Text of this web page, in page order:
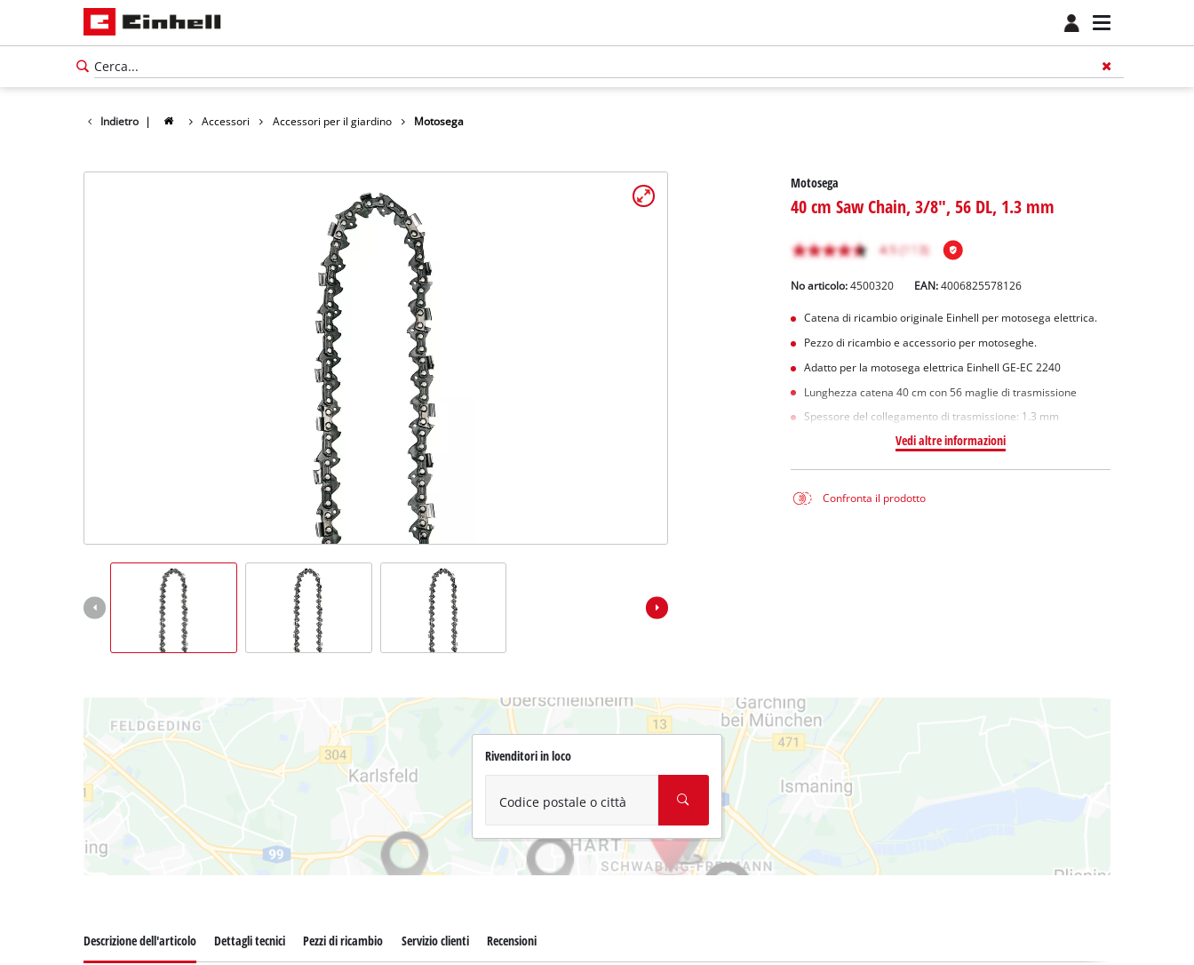
Indietro | Accessori Accessori per il giardino Motosega
Motosega
40 cm Saw Chain, 3/8", 56 DL, 1.3 mm
No articolo: 4500320 EAN:4006825578126
Catena di ricambio originale Einhell per motosega elettrica.
Pezzo di ricambio e accessorio per motoseghe.
Adatto per la motosega elettrica Einhell GE-EC 2240
Lunghezza catena 40 cm con 56 maglie di trasmissione
Spessore del collegamento di trasmissione: 1.3 mm
Vedi altre informazioni
Confronta il prodotto
Rivenditori in loco
Codice postale o città
Descrizione dell'articolo Dettagli tecnici Pezzi di ricambio Servizio clienti Recensioni